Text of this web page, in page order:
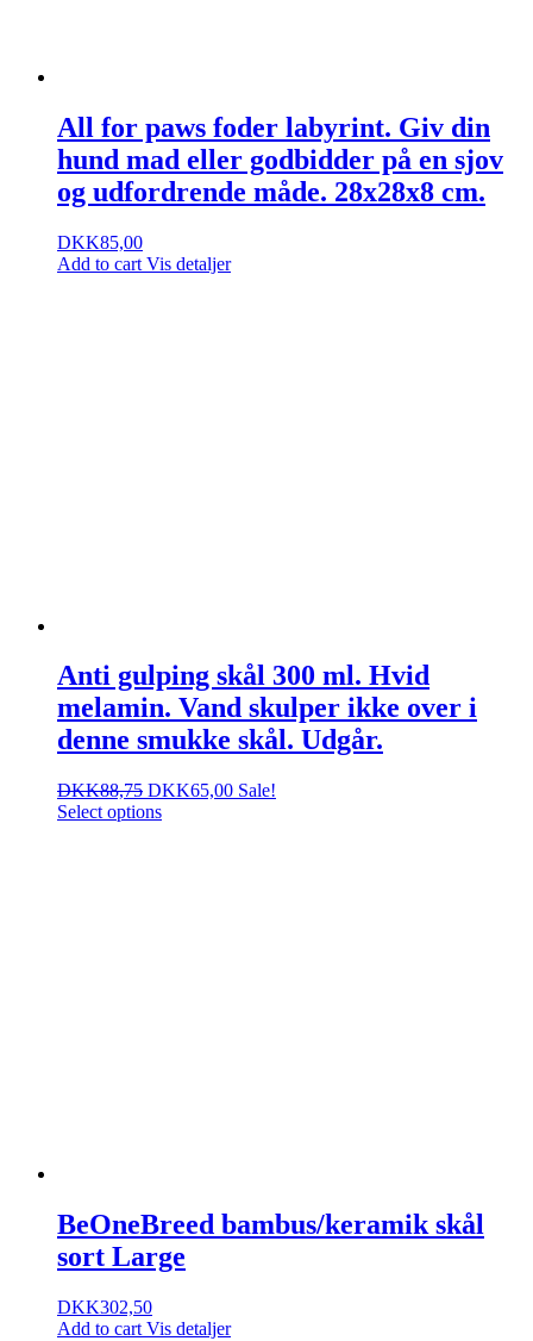
All for paws foder labyrint. Giv din
hund mad eller godbidder på en sjov
og udfordrende måde. 28x28x8 cm.
DKK85,00
Add to cart Vis detaljer
Anti gulping skål 300 ml. Hvid
melamin. Vand skulper ikke over i
denne smukke skål. Udgår.
DKK88,75 DKK65,00 Sale!
Select options
BeOneBreed bambus/keramik skål
sort Large
DKK302,50
Add to cart Vis detaljer